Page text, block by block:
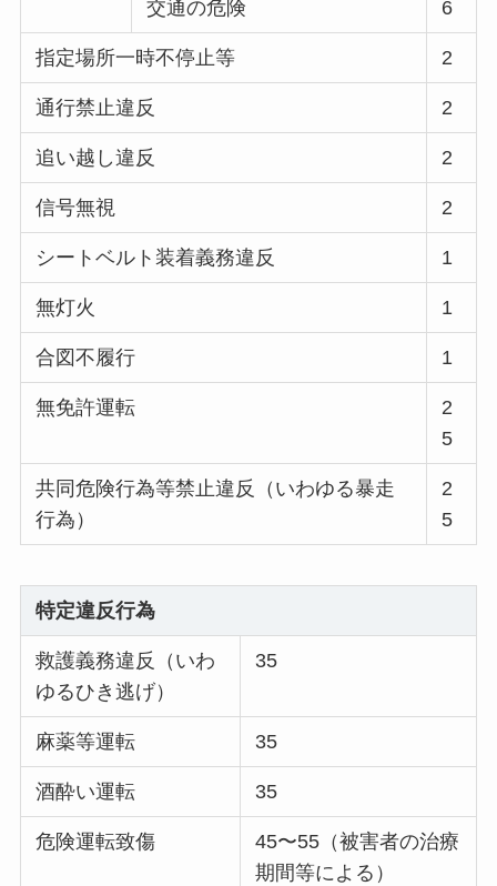
交通の危険 6
指定場所一時不停止等 2
通行禁止違反 2
追い越し違反 2
信号無視 2
シートベルト装着義務違反 1
無灯火 1
合図不履行 1
無免許運転
2
5
共同危険行為等禁止違反（いわゆる暴走
行為）
2
5
特定違反行為
救護義務違反（いわ
ゆるひき逃げ）
35
麻薬等運転 35
酒酔い運転 35
危険運転致傷
45〜55（被害者の治療
期間等による）